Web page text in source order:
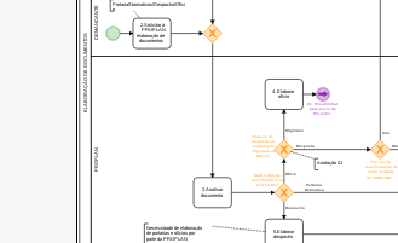
ELABORAÇÃO DE DOCUMENTOS
PROPLAN
DEMANDANTE 2.Solicitar à
PROPLAN
elaboração de
documentos
Qual o tipo de
documento a ser
elaborado?
Trata-se de
resposta ou
elaboração
originária de
Ofício?
Precisa da
manifestação de
outra unidade
da PROPLAN?
5.Elaborar
despacho
4. Elaborar
ofício
3.Analisar
documento
01. Encaminhar
para envio do
Pró-reitor
Necessidade de elaboração
de portarias e ofícios por
parte da PROPLAN
Anotação 01
Portaria/Normativas/Despacho/Ofíci
o
Portaria/
Normativa
Ofício
Originário
Não
Resposta
Sim
Despacho